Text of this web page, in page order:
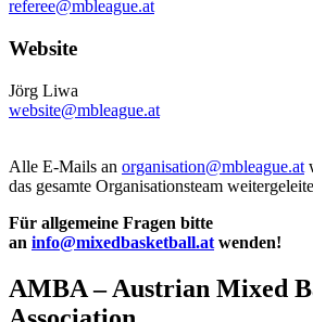
referee@mbleague.at
Website
Jörg Liwa
website@mbleague.at
Alle E-Mails an organisation@mbleague.at
das gesamte Organisationsteam
Für allgemeine Fragen bitte
an info@mixedbasketball.at wenden!
AMBA – Austrian Mixed